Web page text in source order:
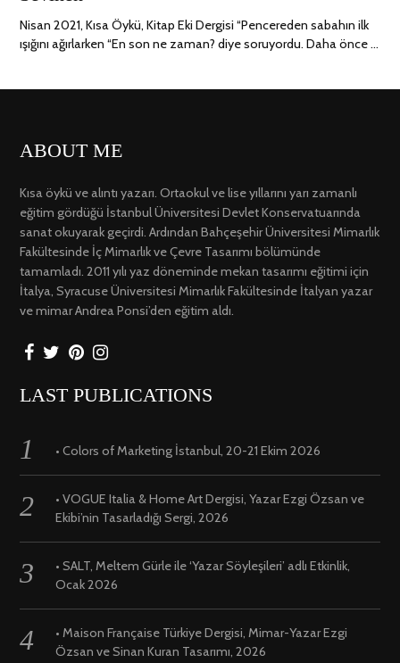
Nisan 2021, Kısa Öykü, Kitap Eki Dergisi “Pencereden sabahın ilk
ışığını ağırlarken “En son ne zaman? diye soruyordu. Daha önce …
ABOUT ME
Kısa öykü ve alıntı yazarı. Ortaokul ve lise yıllarını yarı zamanlı
eğitim gördüğü İstanbul Üniversitesi Devlet Konservatuarında
sanat okuyarak geçirdi. Ardından Bahçeşehir Üniversitesi Mimarlık
Fakültesinde İç Mimarlık ve Çevre Tasarımı bölümünde
tamamladı. 2011 yılı yaz döneminde mekan tasarımı eğitimi için
İtalya, Syracuse Üniversitesi Mimarlık Fakültesinde İtalyan yazar
ve mimar Andrea Ponsi’den eğitim aldı.
LAST PUBLICATIONS
• Colors of Marketing İstanbul, 20-21 Ekim 2026
• VOGUE Italia & Home Art Dergisi, Yazar Ezgi Özsan ve
Ekibi’nin Tasarladığı Sergi, 2026
• SALT, Meltem Gürle ile ‘Yazar Söyleşileri’ adlı Etkinlik,
Ocak 2026
• Maison Française Türkiye Dergisi, Mimar-Yazar Ezgi
Özsan ve Sinan Kuran Tasarımı, 2026